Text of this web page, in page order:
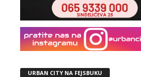
URBAN CITY NA FEJSBUKU